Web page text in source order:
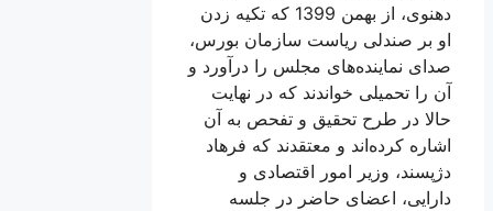
دهنوی، از بهمن 1399 که تکیه زدن
او بر صندلی ریاست سازمان بورس،
صدای نماینده‌های مجلس را درآورد و
آن را تحمیلی خواندند که در نهایت
حالا در طرح تحقیق و تفحص به آن
اشاره کرده‌اند و معتقدند که فرهاد
دژپسند، وزیر امور اقتصادی و
دارایی، اعضای حاضر در جلسه